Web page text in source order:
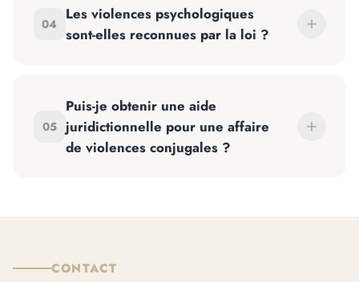
04
Les violences psychologiques
sont-elles reconnues par la loi ?
05
Puis-je obtenir une aide
juridictionnelle pour une affaire
de violences conjugales ?
CONTACT